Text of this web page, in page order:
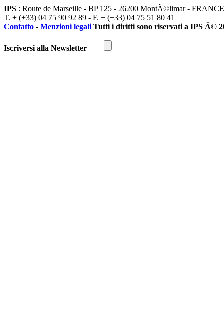
IPS : Route de Marseille - BP 125 - 26200 MontÃ©limar - FRANCE
T. + (+33) 04 75 90 92 89 - F. + (+33) 04 75 51 80 41
Contatto - Menzioni legali Tutti i diritti sono riservati a IPS Â©
Iscriversi alla Newsletter